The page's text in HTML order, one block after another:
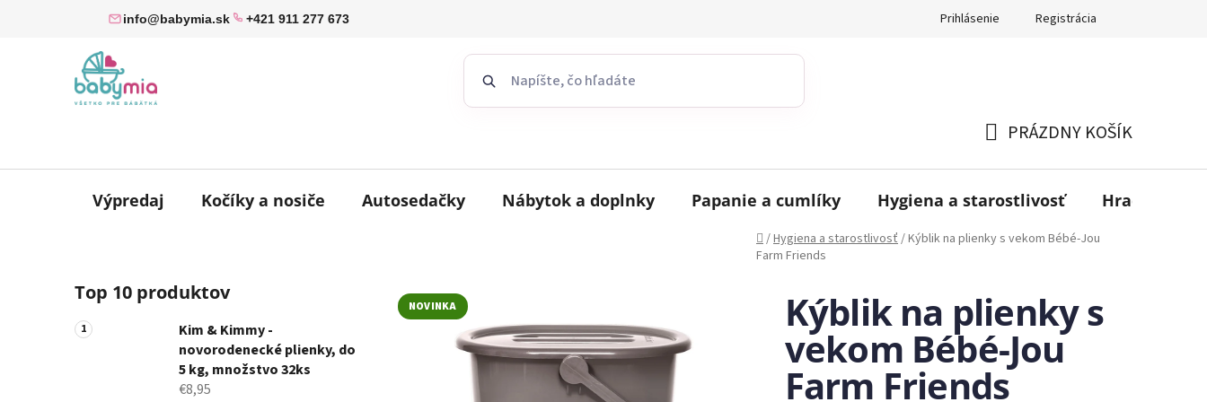
info@babymia.sk +421 911 277 673 Prihlásenie Registrácia
KOŠÍK
PRÁZDNY KOŠÍK
Výpredaj Kočíky a nosiče Autosedačky Nábytok a doplnky Papanie a cumlíky Hygiena a starostlivosť Hračky
Domov
/Hygiena a starostlivosť/Kýblik na plienky s vekom Bébé-Jou
Farm Friends
o
č
n
Top 10 produktov
Kim & Kimmy -
novorodenecké plienky, do
5 kg, množstvo 32ks
€8,95
Kýblik na plienky s
vekom Bébé-Jou
Farm Friends
NOVINKA